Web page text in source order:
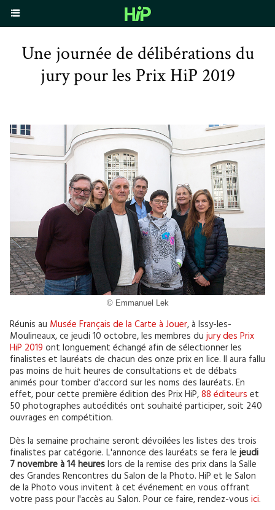
Une journée de délibérations du
jury pour les Prix HiP 2019
© Emmanuel Lek
Réunis au Musée Français de la Carte à Jouer, à Issy-les-
Moulineaux, ce jeudi 10 octobre, les membres dujury des Prix
HiP 2019ont longuement échangé afin de sélectionner les
finalistes et lauréats de chacun des onze prix en lice. Il aura fallu
pas moins de huit heures de consultations et de débats
animés pour tomber d'accord sur les noms des lauréats. En
effet, pour cette première édition des Prix HiP,88 éditeurset
50 photographes autoédités ont souhaité participer, soit 240
ouvrages en compétition.
Dès la semaine prochaine seront dévoilées les listes des trois
finalistes par catégorie. L'annonce des lauréats se fera lejeudi
7 novembre à 14 heureslors de la remise des prix dans la Salle
des Grandes Rencontres du Salon de la Photo. HiP et le Salon
de la Photo vous invitent à cet événement en vous offrant
votre pass pour l'accès au Salon. Pour ce faire, rendez-vousici.